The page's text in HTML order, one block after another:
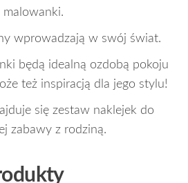
malowanki.
wprowadzają w swój świat.
będą idealną ozdobą pokoju
też inspiracją dla jego stylu!
się zestaw naklejek do
zabawy z rodziną.